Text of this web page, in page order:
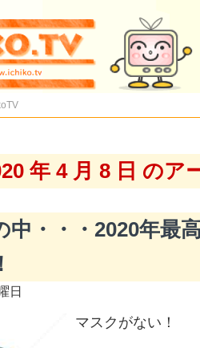
年 4 月 8 日 のア
中・・・2020年最
日
マスクがない！